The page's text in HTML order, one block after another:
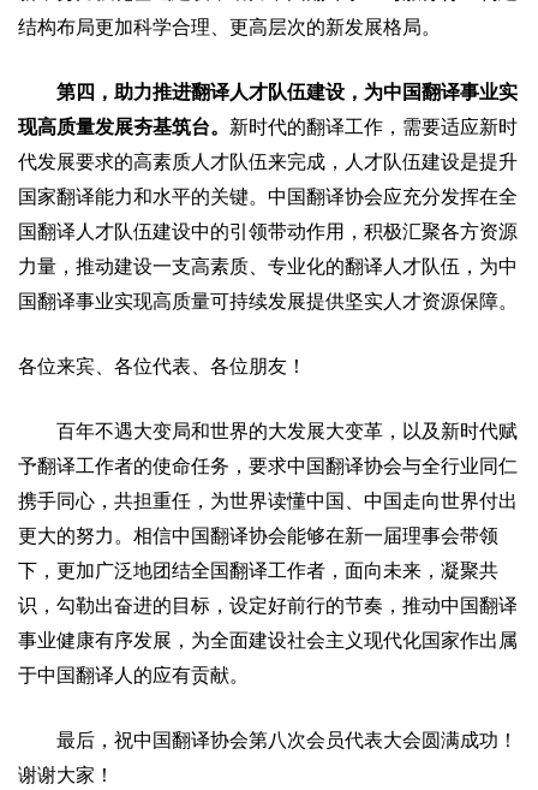
结构布局更加科学合理、更高层次的新发展格局。
第四，助力推进翻译人才队伍建设，为中国翻译事业实
现高质量发展夯基筑台。 新时代的翻译工作，需要适应新时
代发展要求的高素质人才队伍来完成，人才队伍建设是提升
国家翻译能力和水平的关键。中国翻译协会应充分发挥在全
国翻译人才队伍建设中的引领带动作用，积极汇聚各方资源
力量，推动建设一支高素质、专业化的翻译人才队伍，为中
国翻译事业实现高质量可持续发展提供坚实人才资源保障。
各位来宾、各位代表、各位朋友！
百年不遇大变局和世界的大发展大变革，以及新时代赋
予翻译工作者的使命任务，要求中国翻译协会与全行业同仁
携手同心，共担重任，为世界读懂中国、中国走向世界付出
更大的努力。相信中国翻译协会能够在新一届理事会带领
下，更加广泛地团结全国翻译工作者，面向未来，凝聚共
识，勾勒出奋进的目标，设定好前行的节奏，推动中国翻译
事业健康有序发展，为全面建设社会主义现代化国家作出属
于中国翻译人的应有贡献。
最后，祝中国翻译协会第八次会员代表大会圆满成功！
谢谢大家！